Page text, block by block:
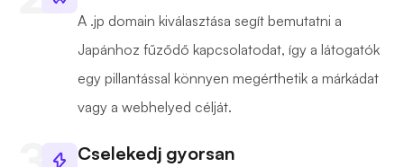
A .jp domain kiválasztása segít bemutatni a
Japánhoz fűződő kapcsolatodat, így a látogatók
egy pillantással könnyen megérthetik a márkádat
vagy a webhelyed célját.
Cselekedj gyorsan